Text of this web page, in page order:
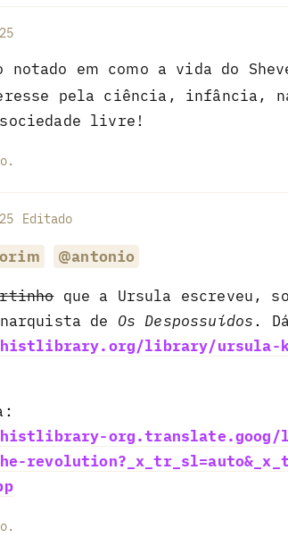
notado em como a vida do
pela ciência, infância,
livre!
Editado
@antonio
que a Ursula escreveu,
de Os Despossuídos.
library/ursula-